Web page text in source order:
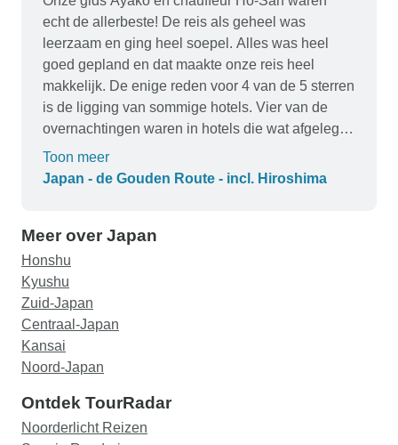
echt de allerbeste! De reis als geheel was
leerzaam en ging heel soepel. Alles was heel
goed gepland en dat maakte onze reis heel
makkelijk. De enige reden voor 4 van de 5 sterren
is de ligging van sommige hotels. Vier van de
overnachtingen waren in hotels die wat afgelegen
lagen, waardoor het lastig was om 's avonds uit
eten te gaan of iets te ondernemen. Als je het fijn
voorkeur aan om ons op te frissen en de stad in te
gaan. Ik had liever locaties gehad die dichter bij
het stadscentrum lagen.
Toon meer
Japan - de Gouden Route - incl. Hiroshima
Meer over Japan
Honshu
Kyushu
Zuid-Japan
Centraal-Japan
Kansai
Noord-Japan
Ontdek TourRadar
Noorderlicht Reizen